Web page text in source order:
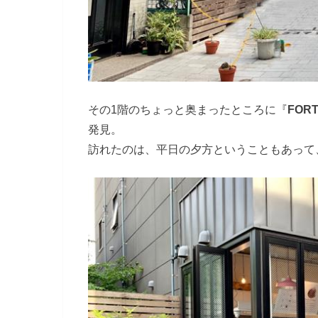
その1階のちょっと奥まったところに『
発見。
訪れたのは、平日の夕方ということもあっ